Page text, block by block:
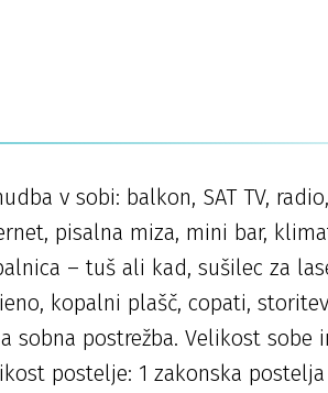
v sobi: balkon, SAT TV,
pisalna miza, mini bar,
– tuš ali kad, sušilec za
kopalni plašč, copati,
sobna postrežba. Velikost sobe
postelje: 1 zakonska postelja